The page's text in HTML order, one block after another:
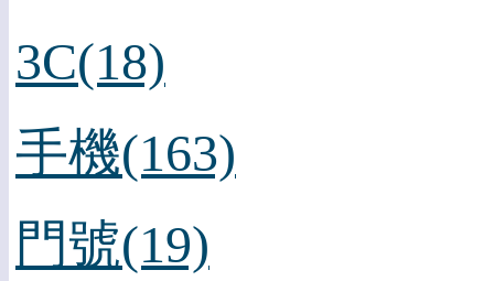
3C(18)
手機(163)
門號(19)